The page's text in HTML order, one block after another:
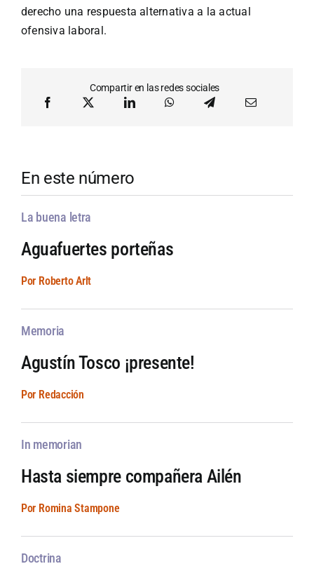
derecho una respuesta alternativa a la actual
ofensiva laboral.
Compartir en las redes sociales
En este número
La buena letra
Aguafuertes porteñas
Por Roberto Arlt
Memoria
Agustín Tosco ¡presente!
Por Redacción
In memorian
Hasta siempre compañera Ailén
Por Romina Stampone
Doctrina